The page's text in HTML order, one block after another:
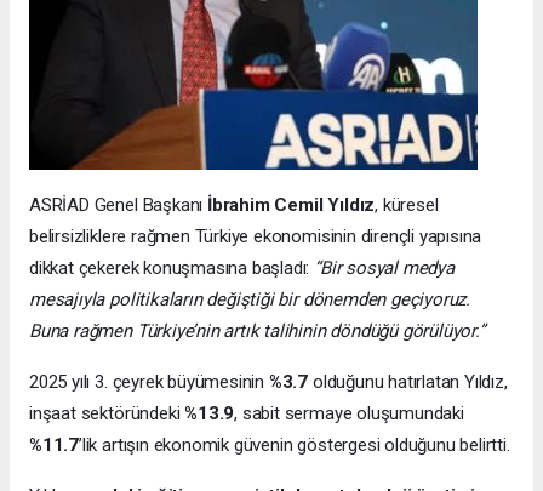
ASRİAD Genel Başkanı İbrahim Cemil Yıldız, küresel
belirsizliklere rağmen Türkiye ekonomisinin dirençli yapısına
dikkat çekerek konuşmasına başladı: “Bir sosyal medya
mesajıyla politikaların değiştiği bir dönemden geçiyoruz.
Buna rağmen Türkiye’nin artık talihinin döndüğü görülüyor.”
2025 yılı 3. çeyrek büyümesinin %3.7 olduğunu hatırlatan Yıldız,
inşaat sektöründeki%13.9, sabit sermaye oluşumundaki
%11.7’lik artışın ekonomik güvenin göstergesi olduğunu belirtti.